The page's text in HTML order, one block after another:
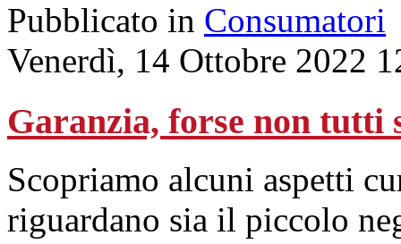
Pubblicato in Consumatori
Venerdì, 14 Ottobre 2022
Garanzia, forse non tutti
Scopriamo alcuni aspetti
riguardano sia il piccolo